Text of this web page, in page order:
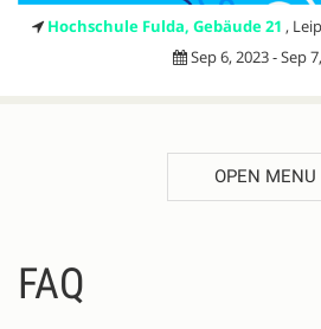
Hochschule Fulda, Gebäude 21 ,
Sep 6, 2023 - Sep
OPEN MENU
FAQ